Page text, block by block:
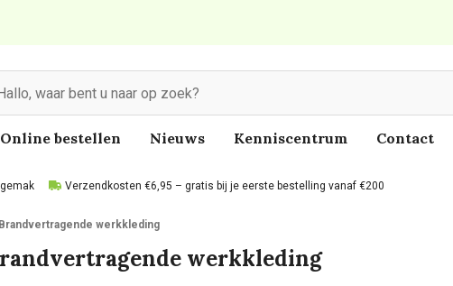
Online bestellen Nieuws Kenniscentrum Contact
Verzendkosten €6,95 – gratis bij je eerste bestelling vanaf €200
Brandvertragende werkkleding
werkkleding